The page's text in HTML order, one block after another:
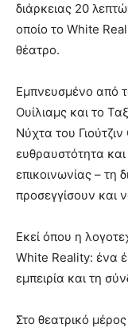
διάρκειας 20
οποίο το White
θέατρο.
Εμπνευσμένο από
Ουίλιαμς και το
Νύχτα του
ευθραυστότητα
επικοινωνίας –
προσεγγίσουν και
Εκεί όπου η
White Reality: ένα
εμπειρία και τη
Στο θεατρικό